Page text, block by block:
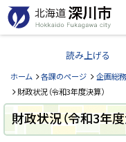
本
文
へ
ー
北
道
深
川
市
H
読み上げる
ホーム 各課のページ 企画総
財政状況（令和3年度決算）
財政状況（令和3年度